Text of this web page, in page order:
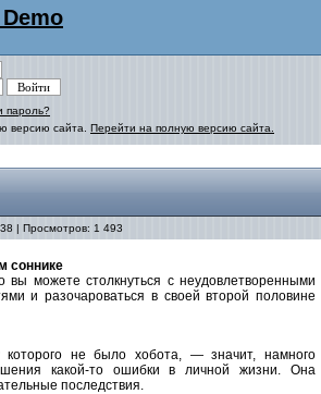
пароль?
версию сайта. Перейти на полную версию сайта.
| Просмотров: 1 493
соннике
вы можете столкнуться с неудовлетворенными
и разочароваться в своей второй половине
не было хобота, — значит, намного
какой-то ошибки в личной жизни. Она
последствия.